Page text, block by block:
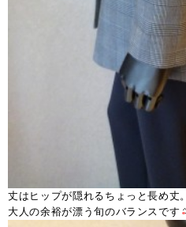
丈はヒップが隠れるちょっと長め丈。
大人の余裕が漂う旬のバランスです